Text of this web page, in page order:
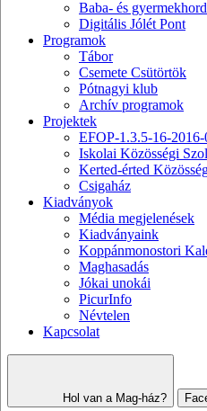
Baba- és
Digitális Jólét Pont
Programok
Tábor
Csemete Csütörtök
Pótnagyi klub
Archív programok
Projektek
EFOP-1.3.5-16-
Iskolai Közösségi
Kerted-érted
Csigaház
Kiadványok
Média megjelenések
Kiadványaink
Koppánmonostori
Maghasadás
Jókai unokái
PicurInfo
Névtelen
Kapcsolat
Hol van a Mag-ház?